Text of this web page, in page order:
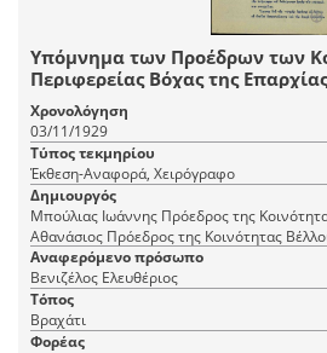
Υπόμνημα των Προέδρων των
Περιφερείας Βόχας της
Ε. Βενιζέλο για την κατάσταση
περιπέσει οι κοινότητές τους.
Χρονολόγηση
03/11/1929
Τύπος τεκμηρίου
Έκθεση-Αναφορά, Χειρόγραφο
Δημιουργός
Μπούλιας Ιωάννης Πρόεδρος της
Αθανάσιος Πρόεδρος της Κοινότητας
Πάνος Πρόεδρος της Κοινότητας Κοκωνίου
Αναφερόμενο πρόσωπο
Βενιζέλος Ελευθέριος
Τόπος
Βραχάτι
Φορέας